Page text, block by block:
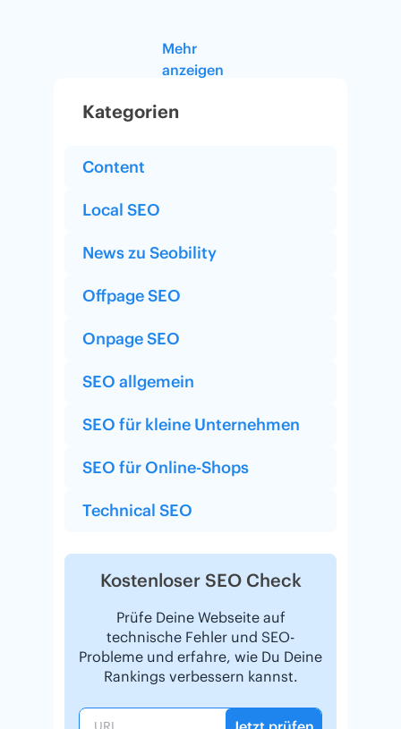
Kategorien
Content
Local SEO
News zu Seobility
Offpage SEO
Onpage SEO
SEO allgemein
SEO für kleine Unternehmen
SEO für Online-Shops
Technical SEO
Kostenloser SEO Check
Prüfe Deine Webseite auf
technische Fehler und SEO-
Probleme und erfahre, wie Du Deine
Rankings verbessern kannst.
Mehr
anzeigen